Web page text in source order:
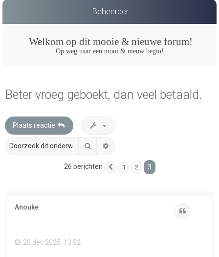
Beheerder
Welkom op dit mooie & nieuwe forum!
Op weg naar een mooi & nieuw begin!
Beter vroeg geboekt, dan veel betaald.
Plaats reactie
Zoek
26 berichten Vorige
1 2 3
Anouke
20 dec 2025, 13:52